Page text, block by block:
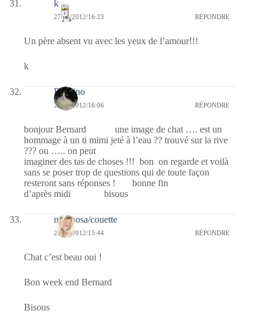
k
27/01/2012/16:23 RÉPONDRE
Un père absent vu avec les yeux de l’amour!!!
k
Domino
27/01/2012/16:06 RÉPONDRE
bonjour Bernard une image de chat …. est un
hommage à un ti mimi jeté à l’eau ?? trouvé sur la rive
??? ou ….. on peut
imaginer des tas de choses !!! bon on regarde et voilà
sans se poser trop de questions qui de toute façon
resteront sans réponses ! bonne fin
d’après midi bisous
mariposa/couette
27/01/2012/15:44 RÉPONDRE
Chat c’est beau oui !
Bon week end Bernard
Bisous